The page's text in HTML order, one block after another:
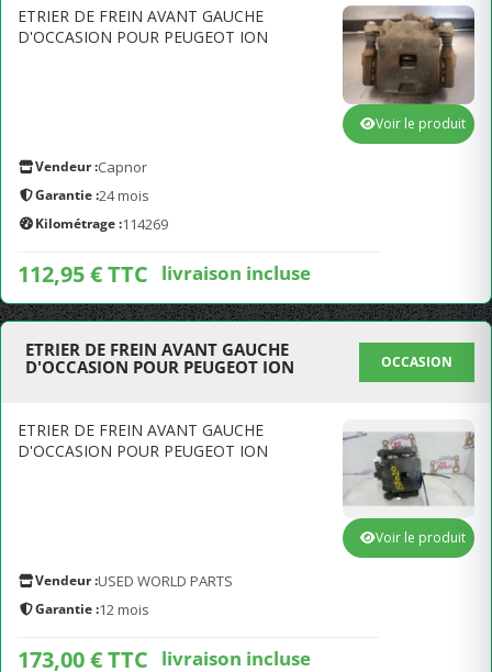
ETRIER DE FREIN AVANT GAUCHE
D'OCCASION POUR PEUGEOT ION
Vendeur :Capnor
Garantie :24 mois
Kilométrage :114269
112,95 € TTC livraison incluse
Voir le produit
ETRIER DE FREIN AVANT GAUCHE
D'OCCASION POUR PEUGEOT ION
OCCASION
ETRIER DE FREIN AVANT GAUCHE
D'OCCASION POUR PEUGEOT ION
Vendeur :USED WORLD PARTS
Garantie :12 mois
173,00 € TTC livraison incluse
Voir le produit